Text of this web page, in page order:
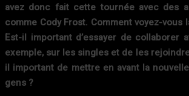
avez donc fait cette tournée avec des
comme Cody Frost. Comment voyez-vous
Est-il important d’essayer de collaborer
exemple, sur les singles et de les
il important de mettre en avant la
gens ?